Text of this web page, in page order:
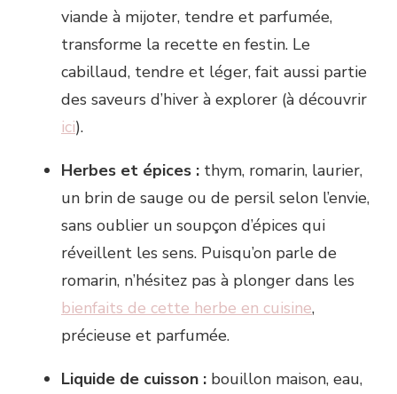
viande à mijoter, tendre et parfumée,
transforme la recette en festin. Le
cabillaud, tendre et léger, fait aussi partie
des saveurs d’hiver à explorer (à découvrir
ici).
Herbes et épices : thym, romarin, laurier,
un brin de sauge ou de persil selon l’envie,
sans oublier un soupçon d’épices qui
réveillent les sens. Puisqu’on parle de
romarin, n’hésitez pas à plonger dans les
bienfaits de cette herbe en cuisine,
précieuse et parfumée.
Liquide de cuisson : bouillon maison, eau,